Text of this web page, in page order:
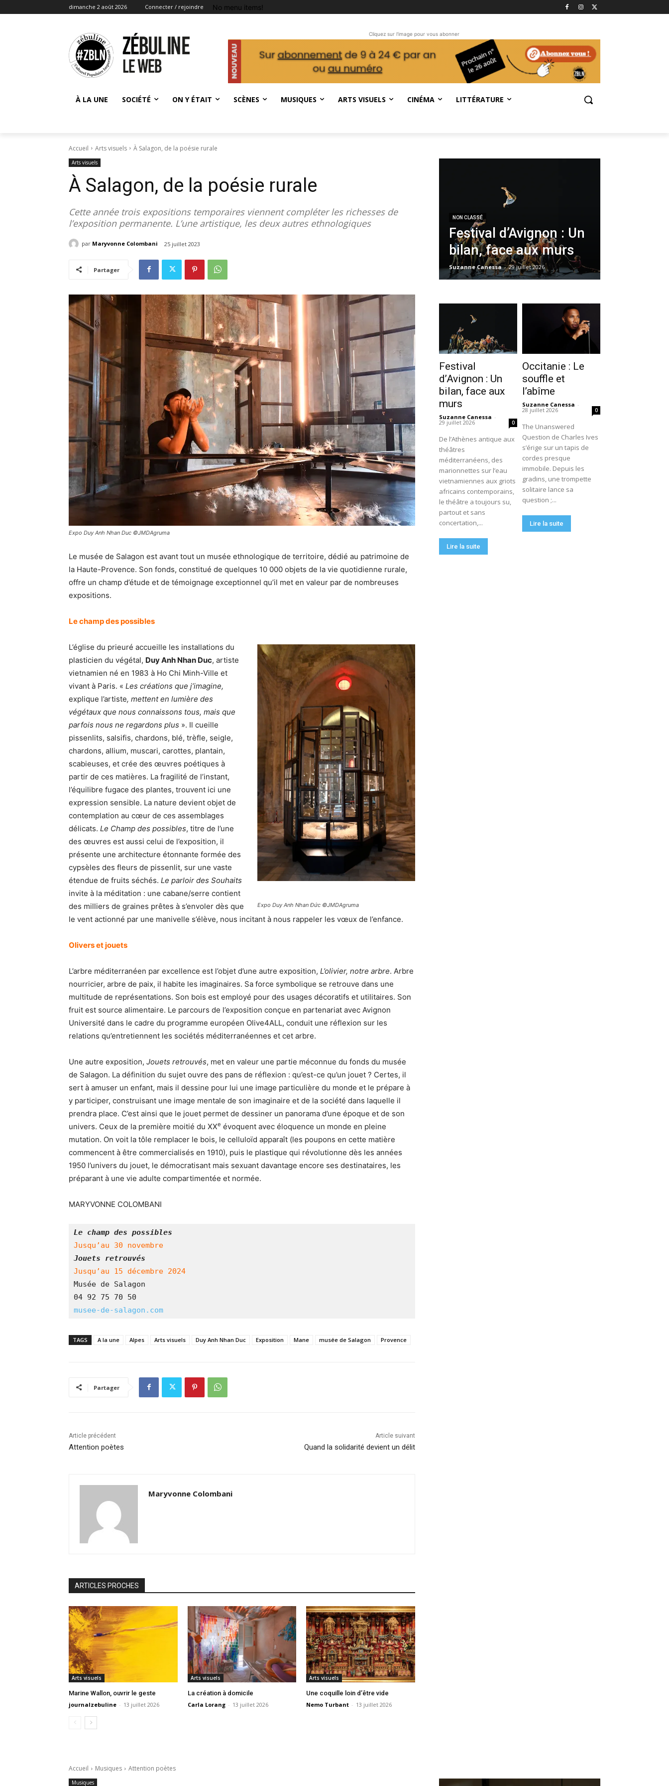
dimanche 2 août 2026 Connecter / rejoindre No menu items!
Cliquez sur l'image pour vous abonner
À LA UNE SOCIÉTÉ ON Y ÉTAIT SCÈNES MUSIQUES ARTS VISUELS CINÉMA LITTÉRATURE
Accueil Arts visuels À Salagon, de la poésie rurale
Arts visuels
À Salagon, de la poésie rurale
Cette année trois expositions temporaires viennent compléter les richesses de
l’exposition permanente. L’une artistique, les deux autres ethnologiques
par Maryvonne Colombani 25 juillet 2023
Partager
Expo Duy Anh Nhan Duc ©JMDAgruma
Le musée de Salagon est avant tout un musée ethnologique de territoire, dédié au patrimoine de
la Haute-Provence. Son fonds, constitué de quelques 10 000 objets de la vie quotidienne rurale,
offre un champ d’étude et de témoignage exceptionnel qu’il met en valeur par de nombreuses
expositions.
Le champ des possibles
Expo Duy Anh Nhan Đức ©JMDAgruma
L’église du prieuré accueille les installations du
plasticien du végétal, Duy Anh Nhan Duc, artiste
vietnamien né en 1983 à Ho Chi Minh-Ville et
vivant à Paris. « Les créations que j’imagine,
explique l’artiste, mettent en lumière des
végétaux que nous connaissons tous, mais que
parfois nous ne regardons plus ». Il cueille
pissenlits, salsifis, chardons, blé, trèfle, seigle,
chardons, allium, muscari, carottes, plantain,
scabieuses, et crée des œuvres poétiques à
partir de ces matières. La fragilité de l’instant,
l’équilibre fugace des plantes, trouvent ici une
expression sensible. La nature devient objet de
contemplation au cœur de ces assemblages
délicats. Le Champ des possibles, titre de l’une
des œuvres est aussi celui de l’exposition, il
présente une architecture étonnante formée des
cypsèles des fleurs de pissenlit, sur une vaste
étendue de fruits séchés. Le parloir des Souhaits
invite à la méditation : une cabane/serre contient
des milliers de graines prêtes à s’envoler dès que
le vent actionné par une manivelle s’élève, nous incitant à nous rappeler les vœux de l’enfance.
Olivers et jouets
L’arbre méditerranéen par excellence est l’objet d’une autre exposition, L’olivier, notre arbre. Arbre
nourricier, arbre de paix, il habite les imaginaires. Sa force symbolique se retrouve dans une
multitude de représentations. Son bois est employé pour des usages décoratifs et utilitaires. Son
fruit est source alimentaire. Le parcours de l’exposition conçue en partenariat avec Avignon
Université dans le cadre du programme européen Olive4ALL, conduit une réflexion sur les
relations qu’entretiennent les sociétés méditerranéennes et cet arbre.
Une autre exposition, Jouets retrouvés, met en valeur une partie méconnue du fonds du musée
de Salagon. La définition du sujet ouvre des pans de réflexion : qu’est-ce qu’un jouet ? Certes, il
sert à amuser un enfant, mais il dessine pour lui une image particulière du monde et le prépare à
y participer, construisant une image mentale de son imaginaire et de la société dans laquelle il
prendra place. C’est ainsi que le jouet permet de dessiner un panorama d’une époque et de son
univers. Ceux de la première moitié du XXe évoquent avec éloquence un monde en pleine
mutation. On voit la tôle remplacer le bois, le celluloïd apparaît (les poupons en cette matière
commencent à être commercialisés en 1910), puis le plastique qui révolutionne dès les années
1950 l’univers du jouet, le démocratisant mais sexuant davantage encore ses destinataires, les
préparant à une vie adulte compartimentée et normée.
MARYVONNE COLOMBANI
Le champ des possibles
Jusqu’au 30 novembre
Jouets retrouvés
Jusqu’au 15 décembre 2024
Musée de Salagon
04 92 75 70 50
musee-de-salagon.com
TAGS A la une Alpes Arts visuels Duy Anh Nhan Duc Exposition Mane musée de Salagon Provence
Partager
Article précédent
Attention poètes
Article suivant
Quand la solidarité devient un délit
Maryvonne Colombani
ARTICLES PROCHES
Arts visuels
Marine Wallon, ouvrir le geste
journalzebuline - 13 juillet 2026
Arts visuels
La création à domicile
Carla Lorang - 13 juillet 2026
Arts visuels
Une coquille loin d’être vide
Nemo Turbant - 13 juillet 2026
NON CLASSÉ
Festival d’Avignon : Un
bilan, face aux murs
Suzanne Canessa - 29 juillet 2026
Festival
d’Avignon : Un
bilan, face aux
murs
Suzanne Canessa -
29 juillet 2026 0
De l’Athènes antique aux
théâtres
méditerranéens, des
marionnettes sur l’eau
vietnamiennes aux griots
africains contemporains,
le théâtre a toujours su,
partout et sans
concertation,...
Lire la suite
Occitanie : Le
souffle et
l’abîme
Suzanne Canessa -
28 juillet 2026 0
The Unanswered
Question de Charles Ives
s’érige sur un tapis de
cordes presque
immobile. Depuis les
gradins, une trompette
solitaire lance sa
question ;...
Lire la suite